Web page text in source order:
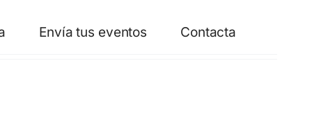
Envía tus eventos Contacta